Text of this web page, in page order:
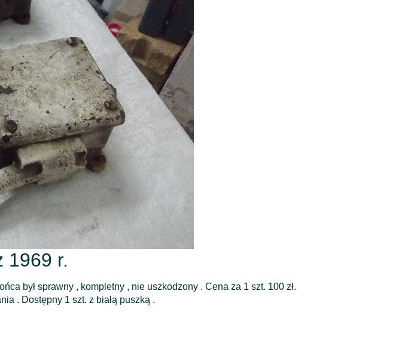
1969 r.
był sprawny , kompletny , nie uszkodzony . Cena za 1 szt. 100 zł.
. Dostępny 1 szt. z białą puszką .